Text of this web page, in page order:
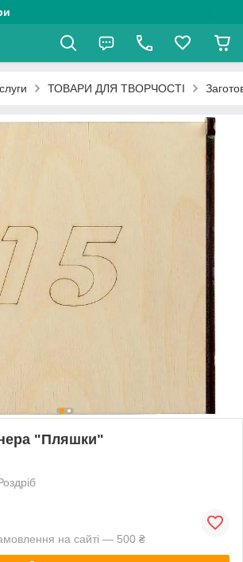
ТОВАРИ ДЛЯ ТВОРЧОСТІ
"Пляшки"
на сайті — 500 ₴